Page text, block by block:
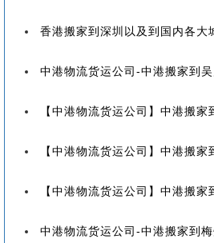
香港搬家到深圳以及到国内各大城市
中港物流货运公司-中港搬家到吴川市、雷州市、
【中港物流货运公司】中港搬家到肇庆市、江门市、
【中港物流货运公司】中港搬家到云浮市、乐昌市、
【中港物流货运公司】中港搬家到东莞市、中山市、
中港物流货运公司-中港搬家到梅州、汕尾、河源、